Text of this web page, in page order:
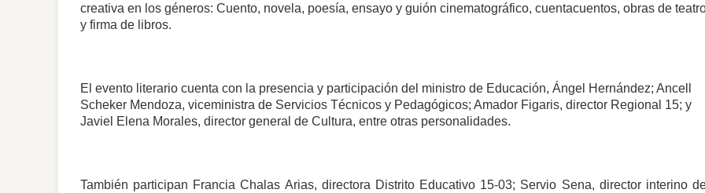
creativa en los géneros: Cuento, novela, poesía, ensayo y guión cinematográfico, cuentacuentos, obras de
y firma de libros.
El evento literario cuenta con la presencia y participación del ministro de Educación, Ángel Hernández; Ancell
Scheker Mendoza, viceministra de Servicios Técnicos y Pedagógicos; Amador Figaris, director Regional 15; y
Javiel Elena Morales, director general de Cultura, entre otras personalidades.
También participan Francia Chalas Arias, directora Distrito Educativo 15-03; Servio Sena, director interino